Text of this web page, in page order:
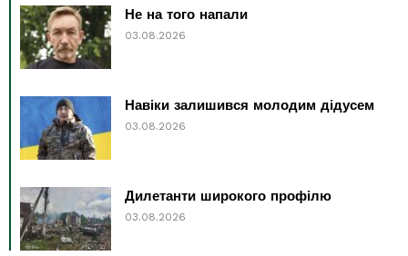
Не на того напали
03.08.2026
Навіки залишився молодим дідусем
03.08.2026
Дилетанти широкого профілю
03.08.2026